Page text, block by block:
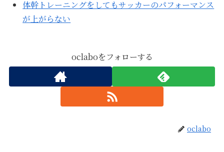
体幹トレーニングをしてもサッカーのパフォーマンス
が上がらない
oclaboをフォローする
oclabo